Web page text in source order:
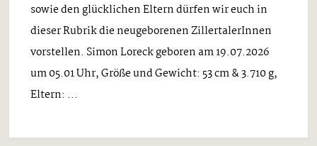
sowie den glücklichen Eltern dürfen wir euch in
dieser Rubrik die neugeborenen ZillertalerInnen
vorstellen. Simon Loreck geboren am 19.07.2026
um 05.01 Uhr, Größe und Gewicht: 53 cm & 3.710 g,
Eltern: ...